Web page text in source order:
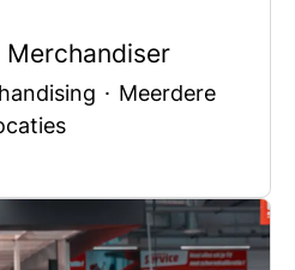
Merchandiser
· Meerdere